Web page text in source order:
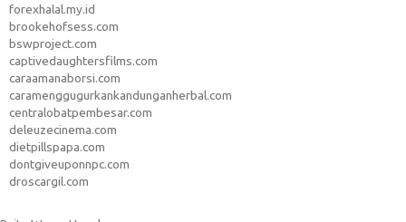
forexhalal.my.id
brookehofsess.com
bswproject.com
captivedaughtersfilms.com
caraamanaborsi.com
caramenggugurkankandunganherbal.com
centralobatpembesar.com
deleuzecinema.com
dietpillspapa.com
dontgiveuponnpc.com
droscargil.com